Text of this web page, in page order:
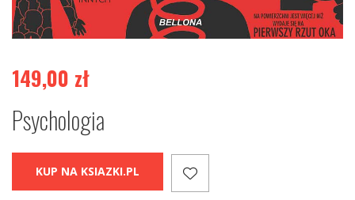
149,00 zł
Psychologia
KUP NA KSIAZKI.PL